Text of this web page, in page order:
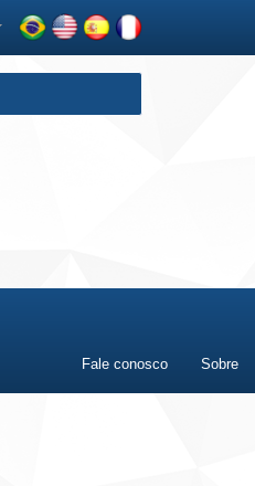
Fale conosco Sobre